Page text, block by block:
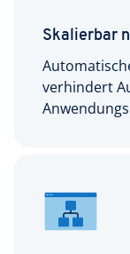
Skalierbar
verhindert